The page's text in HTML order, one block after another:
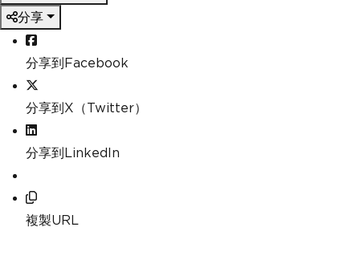
分享
分享到Facebook
分享到X（Twitter）
分享到LinkedIn
複製URL